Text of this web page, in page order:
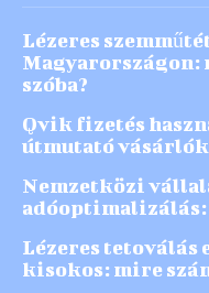
Lézeres
szóba?
Qvik fizetés
útmutató
Nemzetközi
Lézeres
kisokos: mire